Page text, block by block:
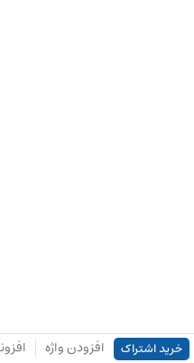
خرید اشتراک افزودن واژه